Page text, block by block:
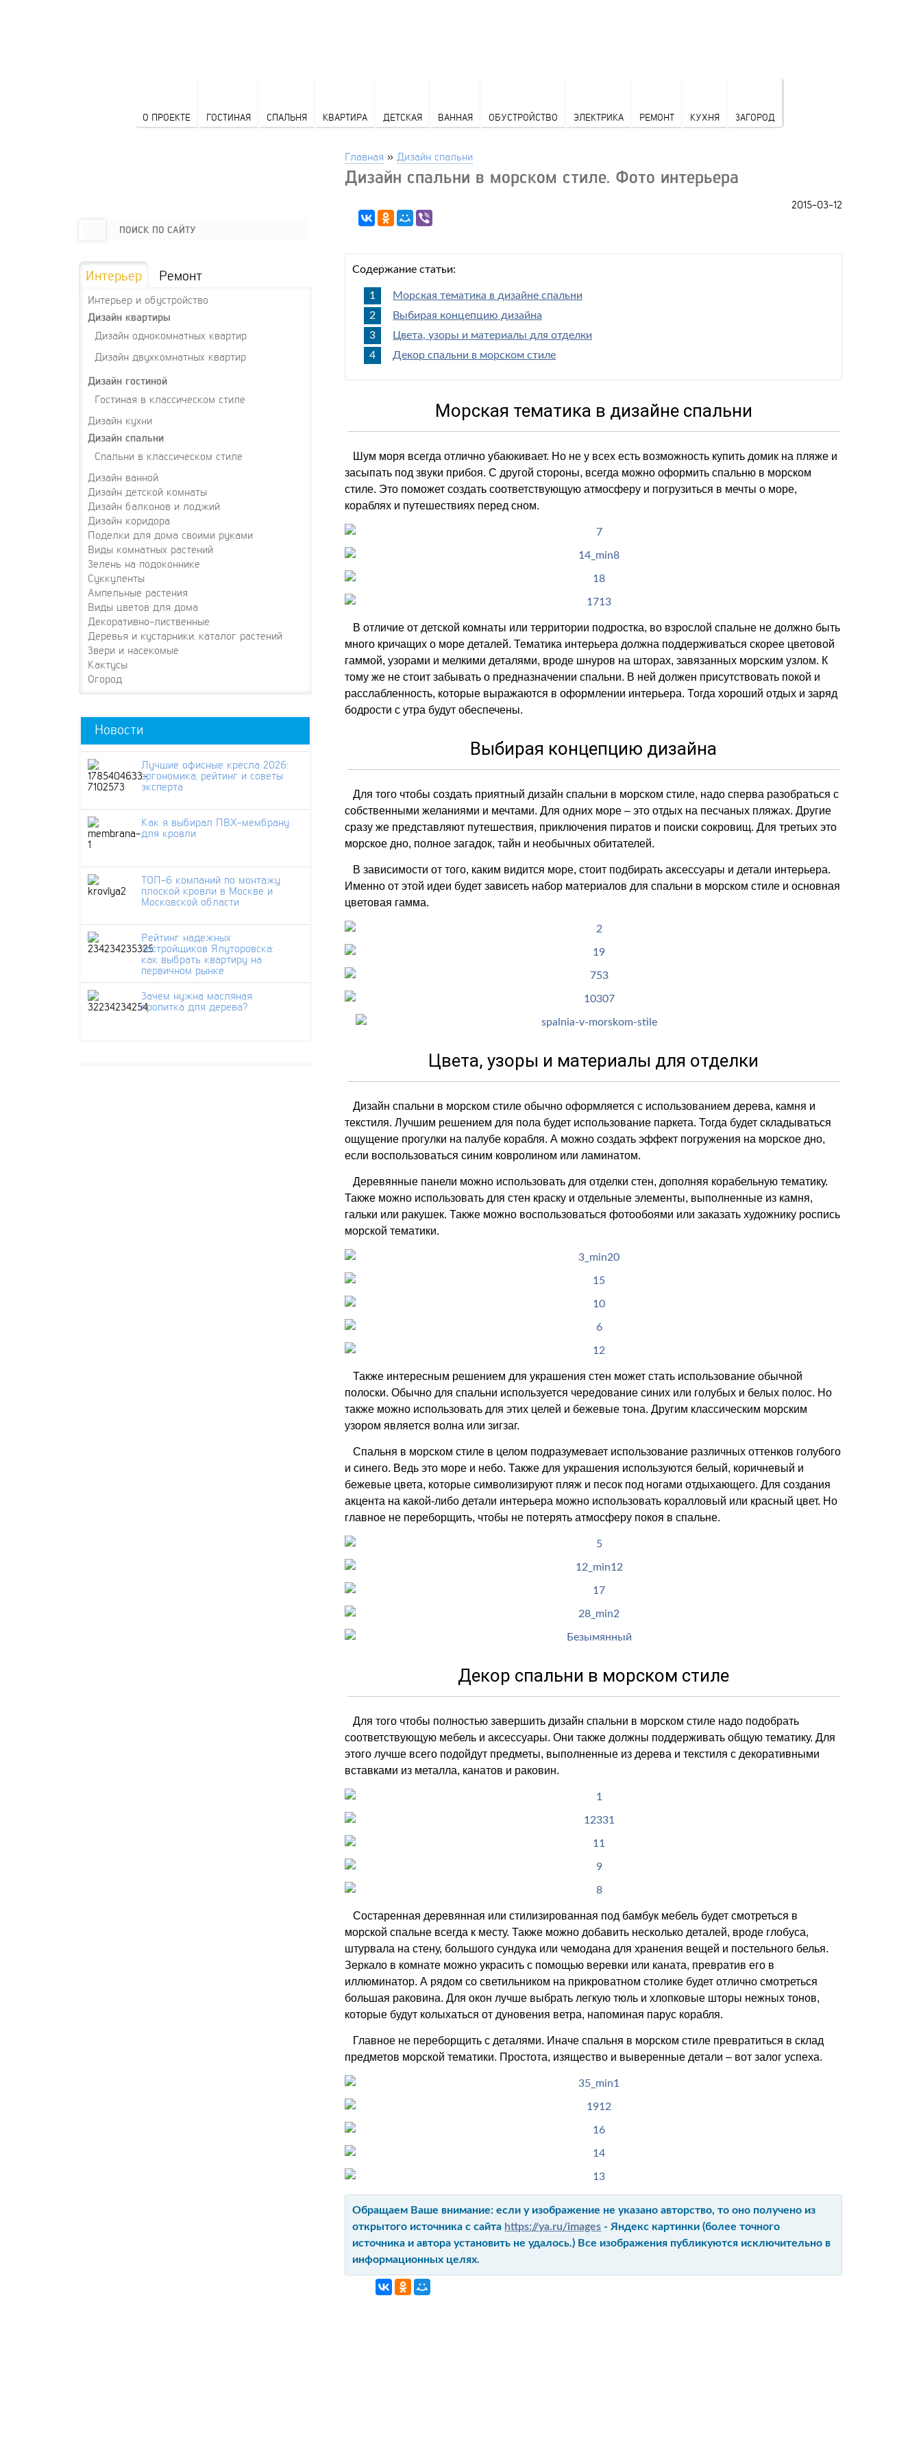
О ПРОЕКТЕ ГОСТИНАЯ СПАЛЬНЯ КВАРТИРА ДЕТСКАЯ ВАННАЯ ОБУСТРОЙСТВО ЭЛЕКТРИКА РЕМОНТ КУХНЯ ЗАГОРОД
Главная » Дизайн спальни
Дизайн спальни в морском стиле. Фото интерьера
2015-03-12
Содержание статьи:
Морская тематика в дизайне спальни
Выбирая концепцию дизайна
Цвета, узоры и материалы для отделки
Декор спальни в морском стиле
Морская тематика в дизайне спальни
Шум моря всегда отлично убаюкивает. Но не у всех есть возможность купить домик на пляже и
засыпать под звуки прибоя. С другой стороны, всегда можно оформить спальню в морском
стиле. Это поможет создать соответствующую атмосферу и погрузиться в мечты о море,
кораблях и путешествиях перед сном.
В отличие от детской комнаты или территории подростка, во взрослой спальне не должно быть
много кричащих о море деталей. Тематика интерьера должна поддерживаться скорее цветовой
гаммой, узорами и мелкими деталями, вроде шнуров на шторах, завязанных морским узлом. К
тому же не стоит забывать о предназначении спальни. В ней должен присутствовать покой и
расслабленность, которые выражаются в оформлении интерьера. Тогда хороший отдых и заряд
бодрости с утра будут обеспечены.
Выбирая концепцию дизайна
Для того чтобы создать приятный дизайн спальни в морском стиле, надо сперва разобраться с
собственными желаниями и мечтами. Для одних море – это отдых на песчаных пляжах. Другие
сразу же представляют путешествия, приключения пиратов и поиски сокровищ. Для третьих это
морское дно, полное загадок, тайн и необычных обитателей.
В зависимости от того, каким видится море, стоит подбирать аксессуары и детали интерьера.
Именно от этой идеи будет зависеть набор материалов для спальни в морском стиле и основная
цветовая гамма.
Цвета, узоры и материалы для отделки
Дизайн спальни в морском стиле обычно оформляется с использованием дерева, камня и
текстиля. Лучшим решением для пола будет использование паркета. Тогда будет складываться
ощущение прогулки на палубе корабля. А можно создать эффект погружения на морское дно,
если воспользоваться синим ковролином или ламинатом.
Деревянные панели можно использовать для отделки стен, дополняя корабельную тематику.
Также можно использовать для стен краску и отдельные элементы, выполненные из камня,
гальки или ракушек. Также можно воспользоваться фотообоями или заказать художнику роспись
морской тематики.
Также интересным решением для украшения стен может стать использование обычной
полоски. Обычно для спальни используется чередование синих или голубых и белых полос. Но
также можно использовать для этих целей и бежевые тона. Другим классическим морским
узором является волна или зигзаг.
Спальня в морском стиле в целом подразумевает использование различных оттенков голубого
и синего. Ведь это море и небо. Также для украшения используются белый, коричневый и
бежевые цвета, которые символизируют пляж и песок под ногами отдыхающего. Для создания
акцента на какой-либо детали интерьера можно использовать коралловый или красный цвет. Но
главное не переборщить, чтобы не потерять атмосферу покоя в спальне.
Декор спальни в морском стиле
Для того чтобы полностью завершить дизайн спальни в морском стиле надо подобрать
соответствующую мебель и аксессуары. Они также должны поддерживать общую тематику. Для
этого лучше всего подойдут предметы, выполненные из дерева и текстиля с декоративными
вставками из металла, канатов и раковин.
Состаренная деревянная или стилизированная под бамбук мебель будет смотреться в
морской спальне всегда к месту. Также можно добавить несколько деталей, вроде глобуса,
штурвала на стену, большого сундука или чемодана для хранения вещей и постельного белья.
Зеркало в комнате можно украсить с помощью веревки или каната, превратив его в
иллюминатор. А рядом со светильником на прикроватном столике будет отлично смотреться
большая раковина. Для окон лучше выбрать легкую тюль и хлопковые шторы нежных тонов,
которые будут колыхаться от дуновения ветра, напоминая парус корабля.
Главное не переборщить с деталями. Иначе спальня в морском стиле превратиться в склад
предметов морской тематики. Простота, изящество и выверенные детали – вот залог успеха.
Обращаем Ваше внимание: если у изображение не указано авторство, то оно получено из
открытого источника с сайта https://ya.ru/images - Яндекс картинки (более точного
источника и автора установить не удалось.) Все изображения публикуются исключительно в
информационных целях.
Интерьер Ремонт
Интерьер и обустройство
Дизайн квартиры
Дизайн однокомнатных квартир
Дизайн двухкомнатных квартир
Дизайн гостиной
Гостиная в классическом стиле
Дизайн кухни
Дизайн спальни
Спальни в классическом стиле
Дизайн ванной
Дизайн детской комнаты
Дизайн балконов и лоджий
Дизайн коридора
Поделки для дома своими руками
Виды комнатных растений
Зелень на подоконнике
Суккуленты
Ампельные растения
Виды цветов для дома
Декоративно-лиственные
Деревья и кустарники: каталог растений
Звери и насекомые
Кактусы
Огород
Новости
Лучшие офисные кресла 2026:
эргономика, рейтинг и советы
эксперта
Как я выбирал ПВХ-мембрану
для кровли
ТОП-6 компаний по монтажу
плоской кровли в Москве и
Московской области
Рейтинг надежных
застройщиков Ялуторовска:
как выбрать квартиру на
первичном рынке
Зачем нужна масляная
пропитка для дерева?